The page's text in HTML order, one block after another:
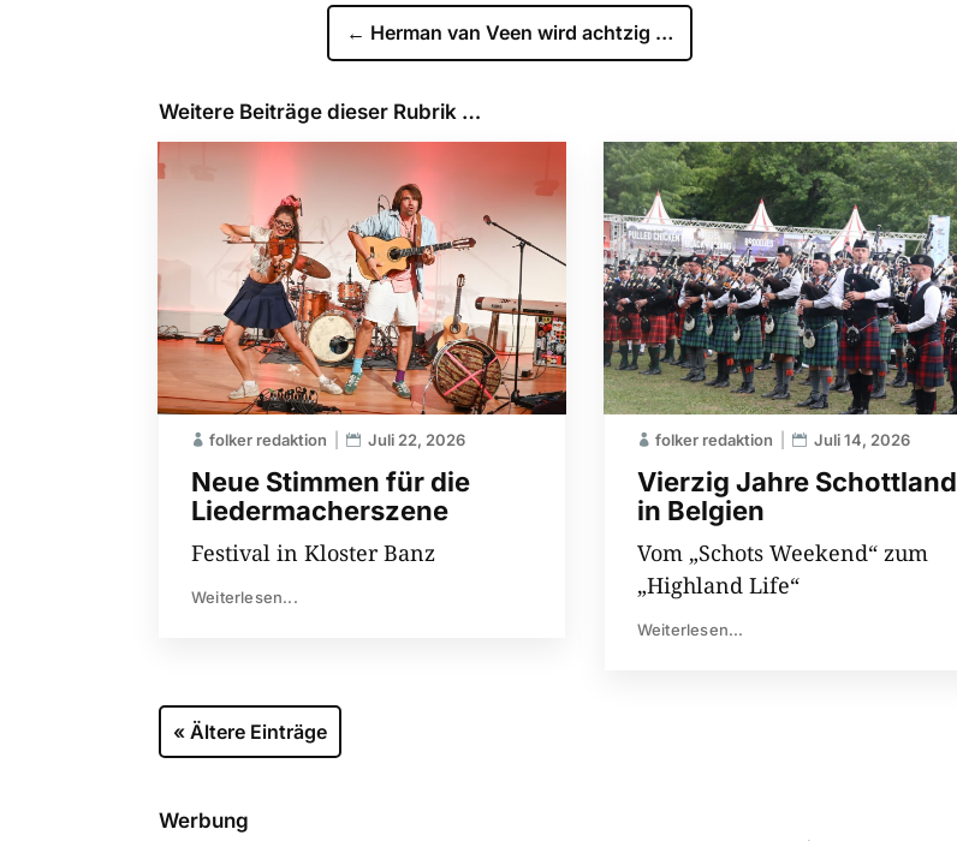
← Herman van Veen wird achtzig …
Weitere Beiträge dieser Rubrik …
Neue Stimmen für die
Liedermacherszene
folker redaktion Juli 22, 2026
Festival in Kloster Banz
Weiterlesen...
Vierzig Jahre Schottland
in Belgien
folker redaktion Juli 14, 2026
Vom „Schots Weekend“ zum
„Highland Life“
Weiterlesen...
« Ältere Einträge
Werbung